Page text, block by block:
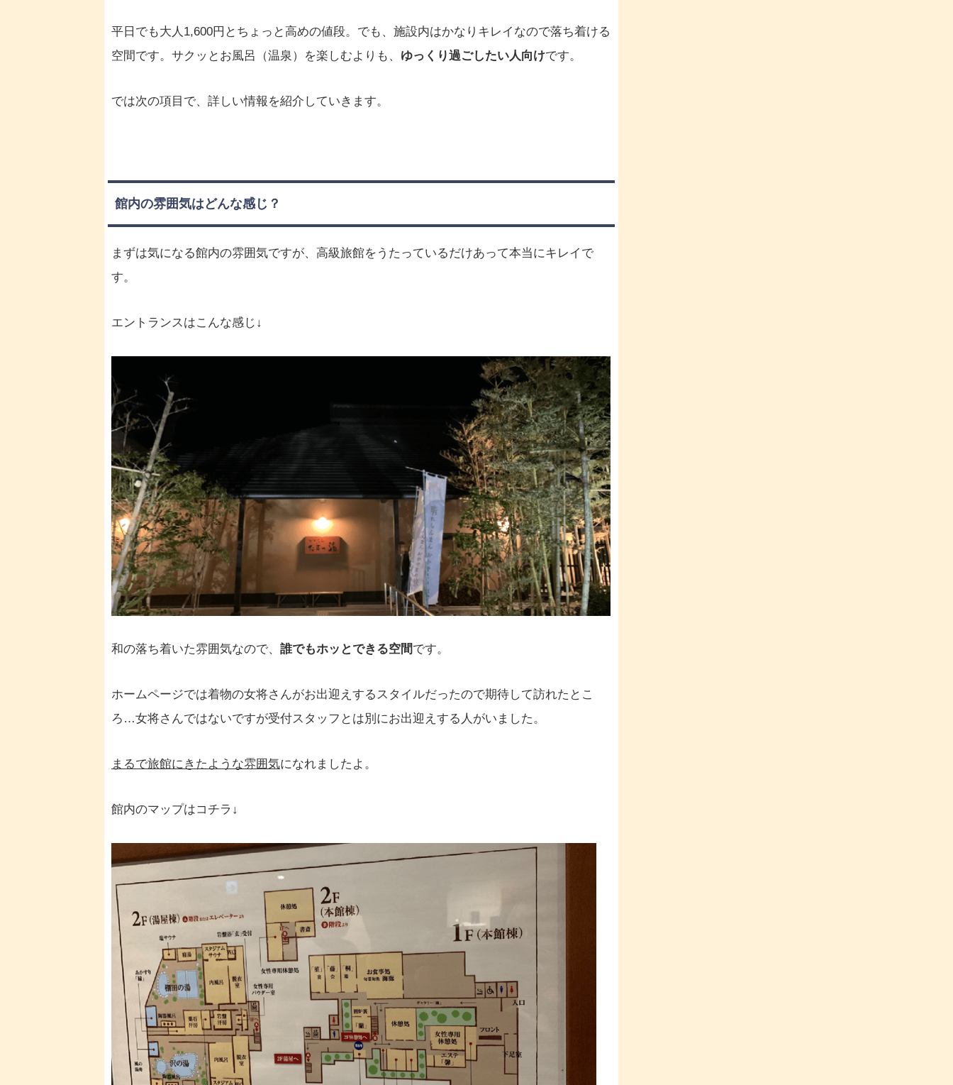
平日でも大人1,600円とちょっと高めの値段。でも、施設内はかなりキレイなので落ち着ける
空間です。サクッとお風呂（温泉）を楽しむよりも、 ゆっくり過ごしたい人向けです。
では次の項目で、詳しい情報を紹介していきます。
館内の雰囲気はどんな感じ？
まずは気になる館内の雰囲気ですが、高級旅館をうたっているだけあって本当にキレイで
す。
エントランスはこんな感じ↓
和の落ち着いた雰囲気なので、 誰でもホッとできる空間です。
ホームページでは着物の女将さんがお出迎えするスタイルだったので期待して訪れたとこ
ろ…女将さんではないですが受付スタッフとは別にお出迎えする人がいました。
まるで旅館にきたような雰囲気になれましたよ。
館内のマップはコチラ↓